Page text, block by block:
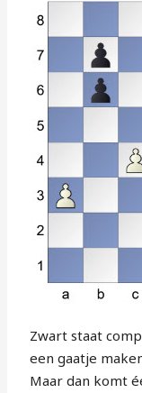
Zwart staat
een gaatje
Maar dan komt